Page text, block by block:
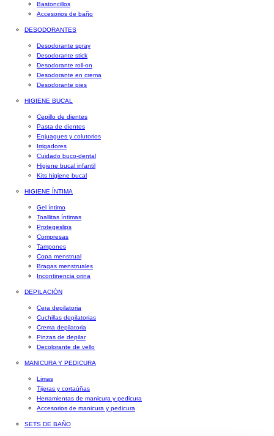
Bastoncillos
Accesorios de baño
DESODORANTES
Desodorante spray
Desodorante stick
Desodorante roll-on
Desodorante en crema
Desodorante pies
HIGIENE BUCAL
Cepillo de dientes
Pasta de dientes
Enjuagues y colutorios
Irrigadores
Cuidado buco-dental
Higiene bucal infantil
Kits higiene bucal
HIGIENE ÍNTIMA
Gel íntimo
Toallitas íntimas
Protegeslips
Compresas
Tampones
Copa menstrual
Bragas menstruales
Incontinencia orina
DEPILACIÓN
Cera depilatoria
Cuchillas depilatorias
Crema depilatoria
Pinzas de depilar
Decolorante de vello
MANICURA Y PEDICURA
Limas
Tijeras y cortaúñas
Herramientas de manicura y pedicura
Accesorios de manicura y pedicura
SETS DE BAÑO